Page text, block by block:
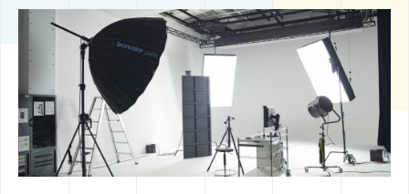
View All Tag
View All Tag
オウンドメディア
Webデザイン
ECサイト
編集・ライティング
用語集
イラスト・マンガ
その他
ミエナイモノを可視化
グラフィックレコーディング
レタッチ
AI
企業のブランディング事例
アイデアのタネ
基礎知識
インナーブランディング
SDGs
COVID-19
特集 イノベーション
DX